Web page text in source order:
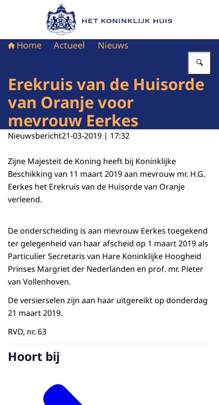
Naar de homepage van Het Koninklijk Huis
Home Actueel Nieuws
Erekruis van de Huisorde
van Oranje voor
mevrouw Eerkes
Nieuwsbericht21-03-2019 | 17:32
Zijne Majesteit de Koning heeft bij Koninklijke
Beschikking van 11 maart 2019 aan mevrouw mr. H.G.
Eerkes het Erekruis van de Huisorde van Oranje
verleend.
De onderscheiding is aan mevrouw Eerkes toegekend
ter gelegenheid van haar afscheid op 1 maart 2019 als
Particulier Secretaris van Hare Koninklijke Hoogheid
Prinses Margriet der Nederlanden en prof. mr. Pieter
van Vollenhoven.
De versierselen zijn aan haar uitgereikt op donderdag
21 maart 2019.
RVD, nr. 63
Hoort bij